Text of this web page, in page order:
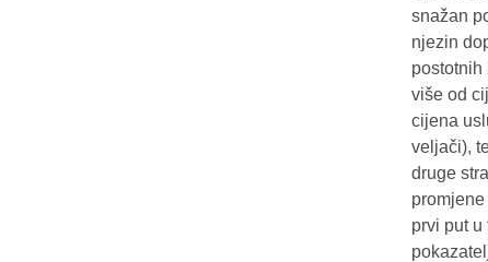
snažan
njezin
više od
cijena
veljači),
druge
prvi put